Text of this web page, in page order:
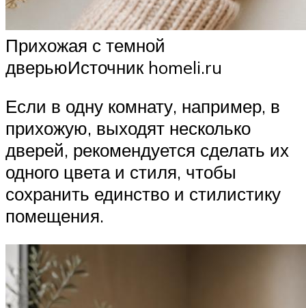
Прихожая с темной
дверьюИсточник homeli.ru
Если в одну комнату, например, в
прихожую, выходят несколько
дверей, рекомендуется сделать их
одного цвета и стиля, чтобы
сохранить единство и стилистику
помещения.